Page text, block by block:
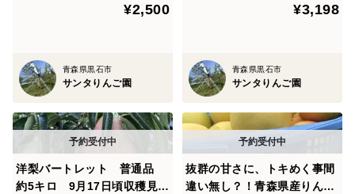
¥2,500
青森県黒石市
サンタりんご園
¥3,198
青森県黒石市
サンタりんご園
洋梨バートレット 普通品
約5キロ 9月17日頃収穫見込
抜群の甘さに、トキめく事間
違い無し？！青森県産りん